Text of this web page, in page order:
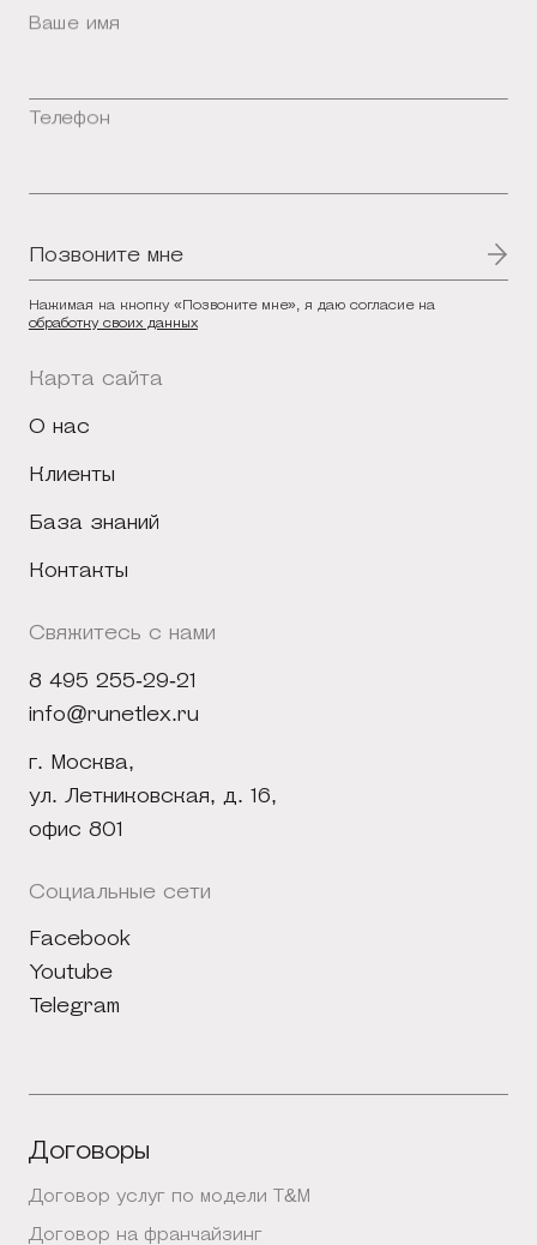
Ваше имя
Телефон
Позвоните мне
Нажимая на кнопку «Позвоните мне», я даю согласие на
обработку своих данных
Карта сайта
О нас
Клиенты
База знаний
Контакты
Свяжитесь с нами
8 495 255-29-21
info@runetlex.ru
г. Москва,
ул. Летниковская, д. 16,
офис 801
Социальные сети
Facebook
Youtube
Telegram
Договоры
Договор услуг по модели T&M
Договор на франчайзинг